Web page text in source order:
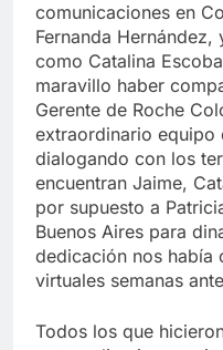
comunicaciones en
Fernanda
como Catalina
maravillo haber
Gerente de Roche
extraordinario equipo
dialogando con los
encuentran Jaime,
por supuesto a
Buenos Aires para
dedicación nos había
virtuales semanas
Todos los que